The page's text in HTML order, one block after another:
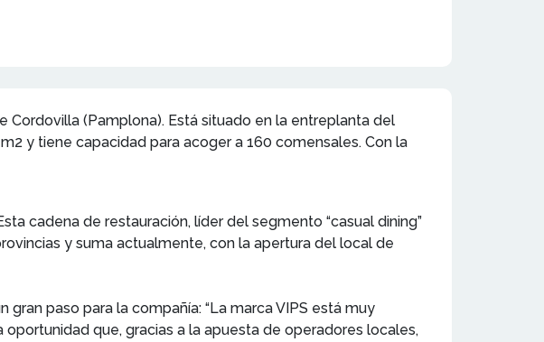
Cordovilla (Pamplona). Está situado en la entreplanta del
y tiene capacidad para acoger a 160 comensales. Con la
cadena de restauración, líder del segmento “casual dining”
y suma actualmente, con la apertura del local de
paso para la compañía: “La marca VIPS está muy
que, gracias a la apuesta de operadores locales,